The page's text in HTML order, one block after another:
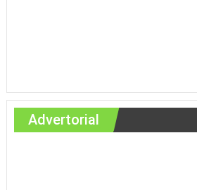
Advertorial